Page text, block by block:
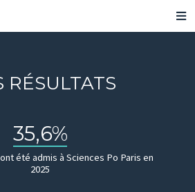
VOS QUESTIONS
PRENDRE RENDEZ-VOUS
NOS ÉVÉNEMENTS
RÉSULTATS
35,6%
été admis à Sciences Po Paris en
2025